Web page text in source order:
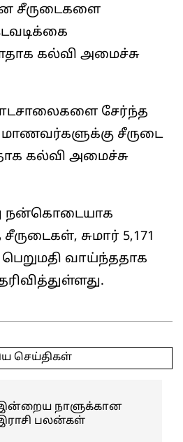
சீருடைகளை
கல்வி அமைச்சு
சேர்ந்த
மாணவர்களுக்கு சீருடை
கல்வி அமைச்சு
நன்கொடையாக
சுமார் 5,171
வாய்ந்ததாக
செய்திகள்
நாளுக்கான
பலன்கள்